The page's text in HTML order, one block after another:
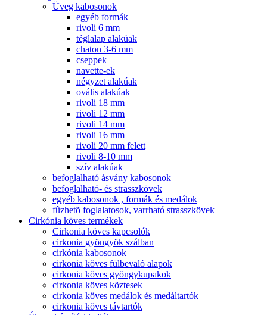
Üveg kabosonok
egyéb formák
rivoli 6 mm
téglalap alakúak
chaton 3-6 mm
cseppek
navette-ek
négyzet alakúak
ovális alakúak
rivoli 18 mm
rivoli 12 mm
rivoli 14 mm
rivoli 16 mm
rivoli 20 mm felett
rivoli 8-10 mm
szív alakúak
befoglalható ásvány kabosonok
befoglalható- és strasszkövek
egyéb kabosonok , formák és medálok
fûzhetõ foglalatosok, varrható strasszkövek
Cirkónia köves termékek
Cirkonia köves kapcsolók
cirkonia gyöngyök szálban
cirkónia kabosonok
cirkonia köves fülbevaló alapok
cirkonia köves gyöngykupakok
cirkonia köves köztesek
cirkonia köves medálok és medáltartók
cirkonia köves távtartók